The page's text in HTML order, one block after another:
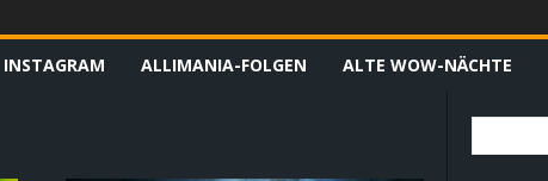
INSTAGRAM ALLIMANIA-FOLGEN ALTE WOW-NÄCHTE